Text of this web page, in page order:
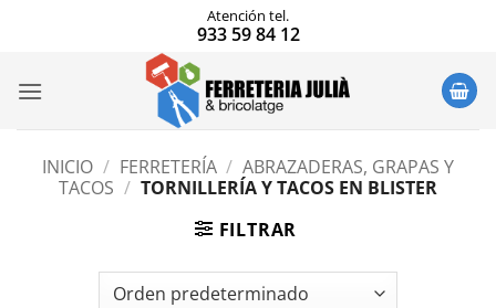
Atención tel.
933 59 84 12
INICIO / FERRETERÍA / ABRAZADERAS, GRAPAS Y
TACOS / TORNILLERÍA Y TACOS EN BLISTER
FILTRAR